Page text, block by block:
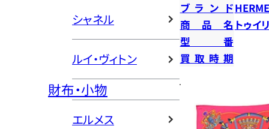
シャネル
ルイ・ヴィトン
財布・小物
エルメス
ブランド
商品名 トゥイ
型番
買取時期